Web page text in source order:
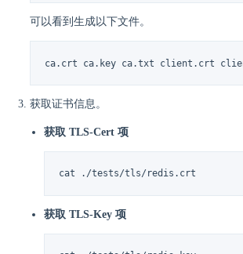
可以看到生成以下文件。
ca.crt ca.key ca.txt client.crt
获取证书信息。
获取 TLS-Cert 项
cat ./tests/tls/redis.crt
获取 TLS-Key 项